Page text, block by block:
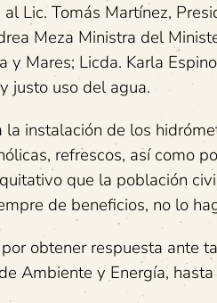
Lic. Tomás Martínez,
Meza Ministra del
Mares; Licda. Karla
justo uso del agua.
instalación de los
refrescos, así como
que la población
de beneficios, no lo
obtener respuesta ante
Ambiente y Energía,